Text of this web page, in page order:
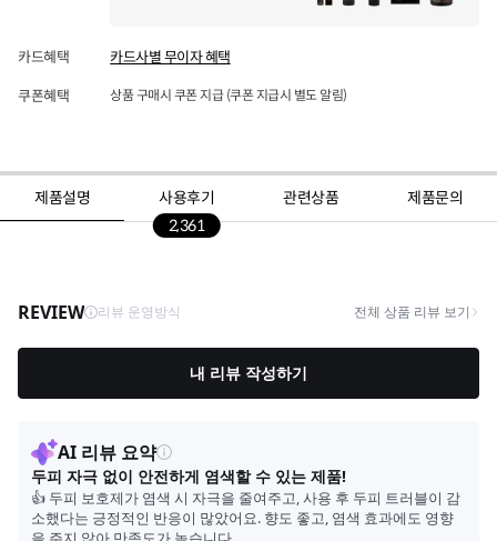
카드혜택 카드사별 무이자 혜택
쿠폰혜택 상품 구매시 쿠폰 지급 (쿠폰 지급시 별도 알림)
제품설명
사용후기
2,361
관련상품 제품문의